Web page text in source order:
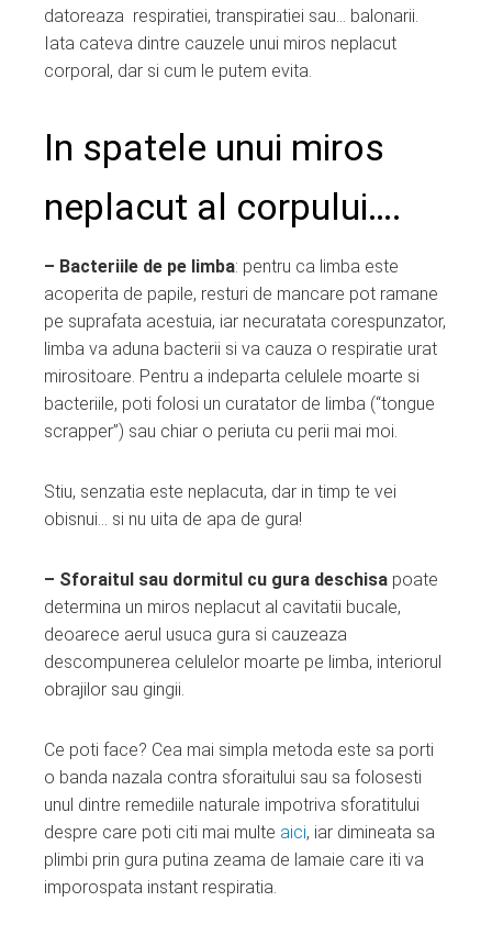
datoreaza respiratiei, transpiratiei sau… balonarii.
Iata cateva dintre cauzele unui miros neplacut
corporal, dar si cum le putem evita.
In spatele unui miros
neplacut al corpului….
– Bacteriile de pe limba: pentru ca limba este
acoperita de papile, resturi de mancare pot ramane
pe suprafata acestuia, iar necuratata corespunzator,
limba va aduna bacterii si va cauza o respiratie urat
mirositoare. Pentru a indeparta celulele moarte si
bacteriile, poti folosi un curatator de limba (“tongue
scrapper”) sau chiar o periuta cu perii mai moi.
Stiu, senzatia este neplacuta, dar in timp te vei
obisnui… si nu uita de apa de gura!
– Sforaitul sau dormitul cu gura deschisa poate
determina un miros neplacut al cavitatii bucale,
deoarece aerul usuca gura si cauzeaza
descompunerea celulelor moarte pe limba, interiorul
obrajilor sau gingii.
Ce poti face? Cea mai simpla metoda este sa porti
o banda nazala contra sforaitului sau sa folosesti
unul dintre remediile naturale impotriva sforatitului
despre care poti citi mai multe aici, iar dimineata sa
plimbi prin gura putina zeama de lamaie care iti va
imporospata instant respiratia.